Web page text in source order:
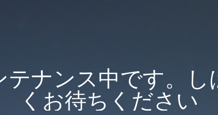
テナンス中です。し
くお待ちください